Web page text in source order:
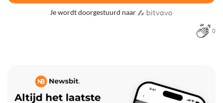
Je wordt doorgestuurd naar
0